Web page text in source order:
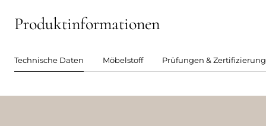
Produktinformationen
Technische Daten Möbelstoff Prüfungen &